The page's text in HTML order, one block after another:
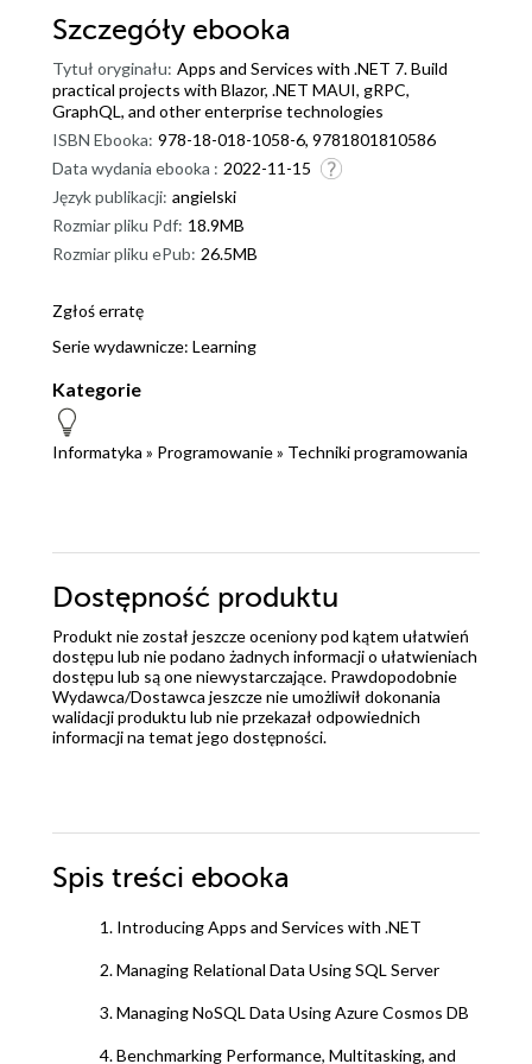
Szczegóły ebooka
Tytuł oryginału: Apps and Services with .NET 7. Build
practical projects with Blazor, .NET MAUI, gRPC,
GraphQL, and other enterprise technologies
ISBN Ebooka: 978-18-018-1058-6, 9781801810586
Data wydania ebooka : 2022-11-15
Język publikacji: angielski
Rozmiar pliku Pdf: 18.9MB
Rozmiar pliku ePub: 26.5MB
Zgłoś erratę
Serie wydawnicze: Learning
Kategorie
Informatyka » Programowanie» Techniki programowania
Dostępność produktu
Produkt nie został jeszcze oceniony pod kątem ułatwień
dostępu lub nie podano żadnych informacji o ułatwieniach
dostępu lub są one niewystarczające. Prawdopodobnie
Wydawca/Dostawca jeszcze nie umożliwił dokonania
walidacji produktu lub nie przekazał odpowiednich
informacji na temat jego dostępności.
Spis treści ebooka
1. Introducing Apps and Services with .NET
2. Managing Relational Data Using SQL Server
3. Managing NoSQL Data Using Azure Cosmos DB
4. Benchmarking Performance, Multitasking, and